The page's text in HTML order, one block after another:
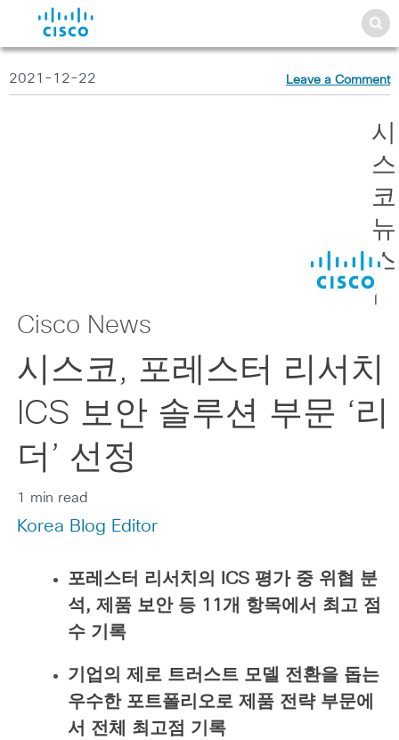
2021-12-22 Leave a Comment
시
스
코
뉴
스
|
Cisco News
시스코, 포레스터 리서치
ICS 보안 솔루션 부문 ‘리
더’ 선정
1 min read
Korea Blog Editor
포레스터 리서치의 ICS 평가 중 위협 분
석 , 제품 보안 등 11 개 항목에서 최고 점
수 기록
기업의 제로 트러스트 모델 전환을 돕는
우수한 포트폴리오로 제품 전략 부문에
서 전체 최고점 기록